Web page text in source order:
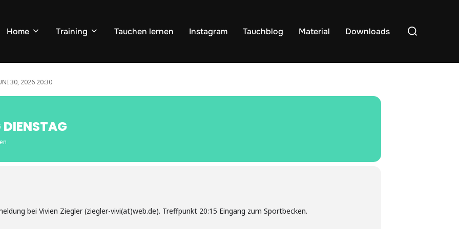
Home Training Tauchen lernen Instagram Tauchblog Material Downloads
Suchen
nach:
30, 2026 20:30
DIENSTAG
bei Vivien Ziegler (ziegler-vivi(at)web.de). Treffpunkt 20:15 Eingang zum Sportbecken.